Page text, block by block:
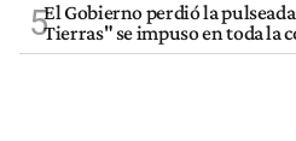
5El Gobierno perdió la
Tierras" se impuso en toda la